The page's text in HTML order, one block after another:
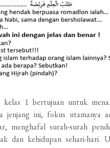
1 bertujuan untuk
jenjang ini, fokus utamanya
menghafal surah-surah
dan kehidupan sehari-